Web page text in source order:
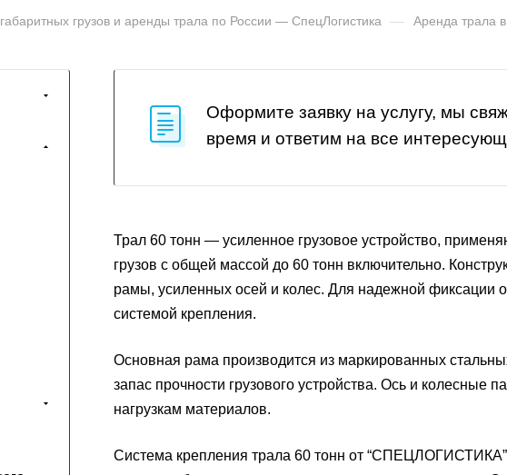
грузов и аренды трала по России — СпецЛогистика — Аренда трала
Оформите заявку на услугу, мы
время и ответим на все
Трал 60 тонн — усиленное грузовое устройство,
грузов с общей массой до 60 тонн включительно.
рамы, усиленных осей и колес. Для надежной фиксации
системой крепления.
Основная рама производится из маркированных
запас прочности грузового устройства. Ось и колесные
нагрузкам материалов.
Система крепления трала 60 тонн от